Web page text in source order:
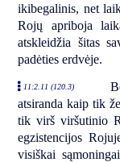
ikibegalinis, net
Rojų apriboja
atskleidžia šitas
padėties erdvėje.
11:2.11 (120.3)
atsiranda kaip tik
tik virš viršutinio
egzistencijos
visiškai